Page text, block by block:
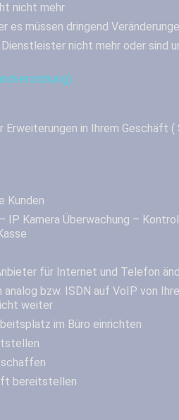
nicht mehr
es müssen dringend
nicht mehr oder sind
Erweiterungen in Ihrem Geschäft (
Kunden
IP Kamera Überwachung –
für Internet und Telefon
analog bzw. ISDN auf VoIP von
weiter
im Büro einrichten
bereitstellen